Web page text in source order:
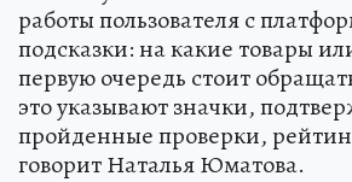
работы пользователя с
подсказки: на какие товары
первую очередь стоит
это указывают значки,
пройденные проверки,
говорит Наталья Юматова.